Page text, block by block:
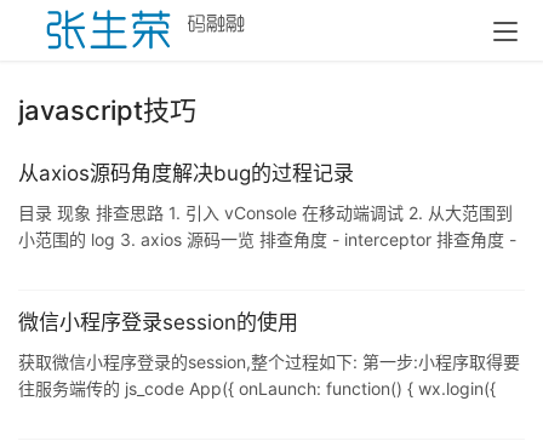
javascript技巧
从axios源码角度解决bug的过程记录
目录 现象 排查思路 1. 引入 vConsole 在移动端调试 2. 从大范围到
小范围的 log 3. axios 源码一览 排查角度 - interceptor 排查角度 -
微信小程序登录session的使用
获取微信小程序登录的session,整个过程如下: 第一步:小程序取得要
往服务端传的 js_code App({ onLaunch: function() { wx.login({